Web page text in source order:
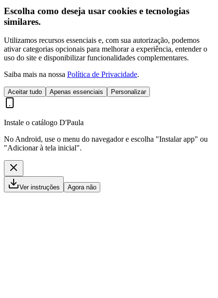
Escolha como deseja usar cookies e tecnologias
similares.
Utilizamos recursos essenciais e, com sua autorização, podemos
ativar categorias opcionais para melhorar a experiência, entender o
uso do site e disponibilizar funcionalidades complementares.
Saiba mais na nossa Política de Privacidade.
Aceitar tudo Apenas essenciais Personalizar
Instale o catálogo D'Paula
No Android, use o menu do navegador e escolha "Instalar app" ou
"Adicionar à tela inicial".
Ver instruções Agora não